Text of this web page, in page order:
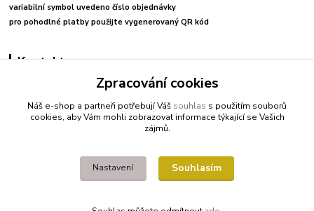
variabilní symbol uvedeno číslo objednávky
pro pohodlné platby použijte vygenerovaný QR kód
Kontakty
+420 608212713
fitnessio@post.cz
Zpracování cookies
Náš e-shop a partneři potřebují Váš souhlas s použitím souborů
cookies, aby Vám mohli zobrazovat informace týkající se Vašich
zájmů.
Nastavení Souhlasím